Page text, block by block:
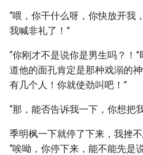
“喂，你干什么呀，你快放开我
我喊非礼了！”
“你刚才不是说你是男生吗？！
道他的面孔肯定是那种戏溺的
有几个人！你就使劲叫吧！”
“那，能否告诉我一下，你想把
季明枫一下就停了下来，我挫
“唉呦，你停下来，能不能先是